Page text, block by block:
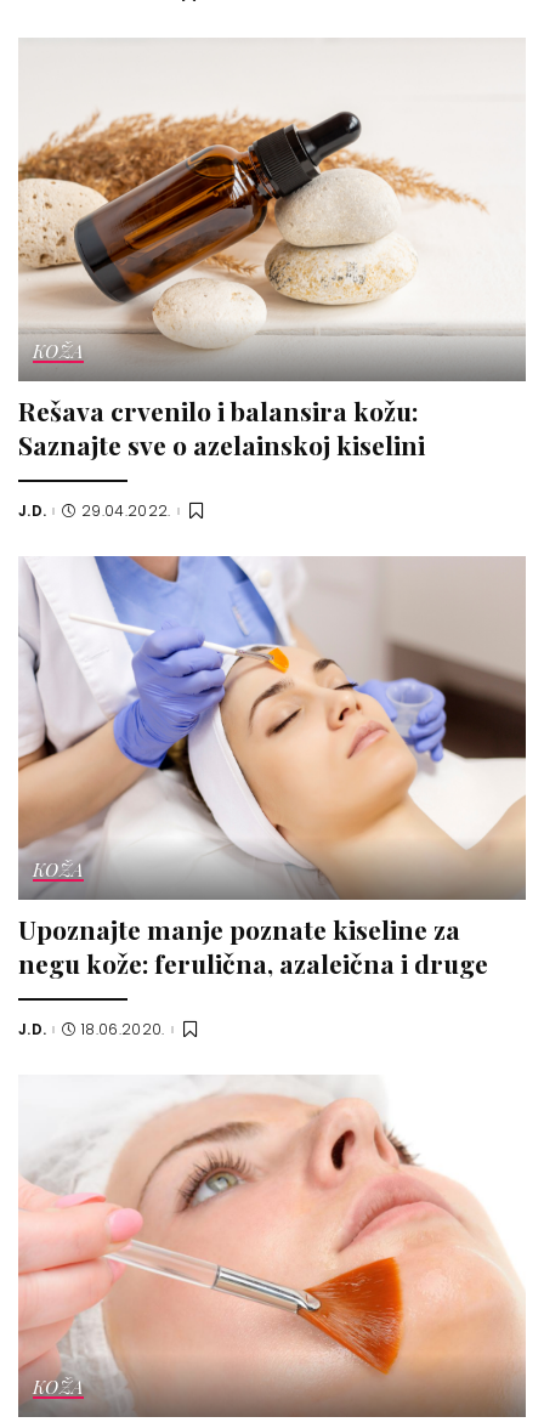
KOŽA
Rešava crvenilo i balansira kožu:
Saznajte sve o azelainskoj kiselini
Posted
J.D. 29.04.2022.
KOŽA
Upoznajte manje poznate kiseline za
negu kože: ferulična, azaleična i druge
Posted
J.D. 18.06.2020.
KOŽA